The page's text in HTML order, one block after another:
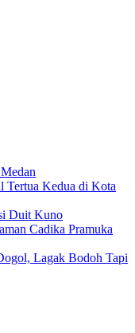
Tertua Kedua di Kota
Duit Kuno
Cadika Pramuka
Lagak Bodoh Tapi